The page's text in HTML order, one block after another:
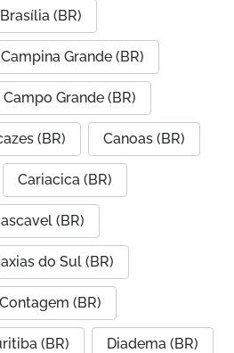
Brasília (BR)
Campina Grande (BR)
Campo Grande (BR)
(BR) Canoas (BR)
Cariacica (BR)
(BR)
do Sul (BR)
Contagem (BR)
(BR) Diadema (BR)